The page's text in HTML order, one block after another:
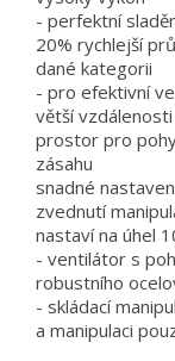
- perfektní
20% rychlejší
dané kategorii
- pro efektivní
větší
prostor pro
zásahu
snadné
zvednutí
nastaví na úhel
- ventilátor s
robustního
- skládací
a manipulaci